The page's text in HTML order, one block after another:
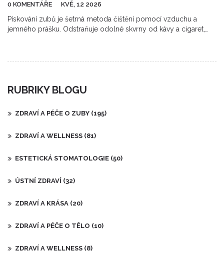
0 KOMENTÁŘE KVĚ, 12 2026
Pískování zubů je šetrná metoda čištění pomocí vzduchu a
jemného prášku. Odstraňuje odolné skvrny od kávy a cigaret,
RUBRIKY BLOGU
ZDRAVÍ A PÉČE O ZUBY (195)
ZDRAVÍ A WELLNESS (81)
ESTETICKÁ STOMATOLOGIE (50)
ÚSTNÍ ZDRAVÍ (32)
ZDRAVÍ A KRÁSA (20)
ZDRAVÍ A PÉČE O TĚLO (10)
ZDRAVÍ A WELLNESS (8)